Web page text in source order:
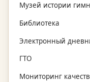
Музей истории
Библиотека
Электронный
ГТО
Мониторинг